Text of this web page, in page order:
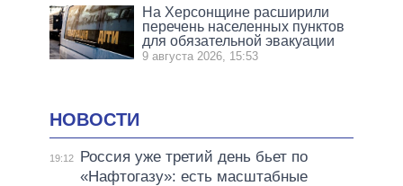
На Херсонщине расширили
перечень населенных пунктов
для обязательной эвакуации
9 августа 2026, 15:53
НОВОСТИ
19:12
Россия уже третий день бьет по
«Нафтогазу»: есть масштабные